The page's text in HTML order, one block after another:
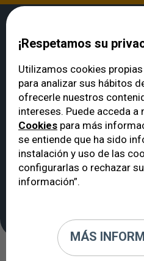
VERTE
Apostando por el
especialistas en el 99º SEO
Apostando
futuro: La
de nuestros
¡Respetamos su
Utilizamos cookies
para analizar sus hábitos
ofrecerle nuestros
intereses. Puede acceda a
Cookies para más
se entiende que ha sido
instalación y uso de las
configurarlas o rechazar
información”.
MÁS